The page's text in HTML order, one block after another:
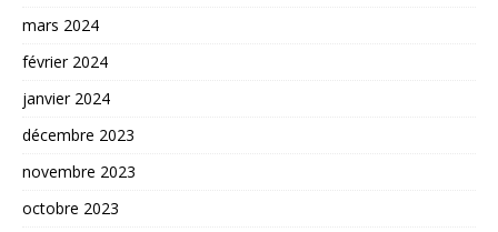
mars 2024
février 2024
janvier 2024
décembre 2023
novembre 2023
octobre 2023